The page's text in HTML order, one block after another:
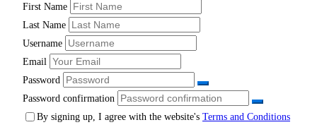
First Name
Last Name
Username
Email
Password
Password confirmation
By signing up, I agree with the website's Terms and Conditions